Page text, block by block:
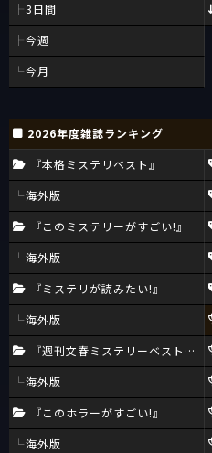
3日間
今週
今月
2026年度雑誌ランキング
『本格ミステリベスト』
海外版
『このミステリーがすごい!』
海外版
『ミステリが読みたい!』
海外版
『週刊文春ミステリーベスト10』
海外版
『このホラーがすごい!』
海外版